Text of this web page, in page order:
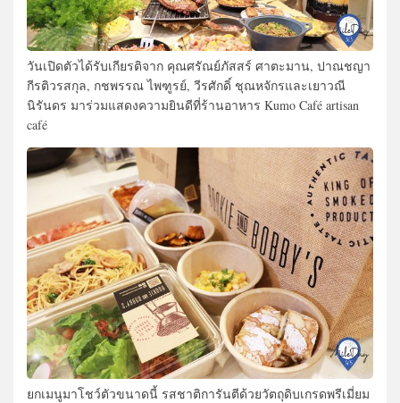
วันเปิดตัวได้รับเกียรติจาก คุณศรัณย์ภัสสร์ ศาตะมาน, ปาณชญา
กีรติวรสกุล, กชพรรณ ไพฑูรย์, วีรศักดิ์ ชุณหจักรและเยาวณี
นิรันดร มาร่วมแสดงความยินดีที่ร้านอาหาร Kumo Café artisan
café
ยกเมนูมาโชว์ตัวขนาดนี้ รสชาติการันตีด้วยวัตถุดิบเกรดพรีเมี่ยม